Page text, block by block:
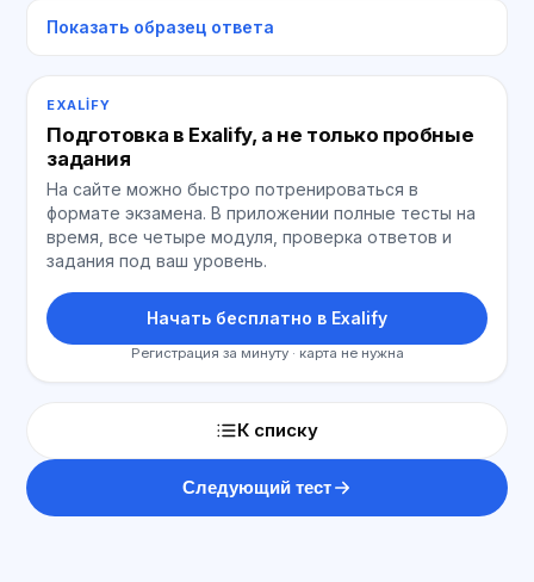
Показать образец ответа
EXALIFY
Подготовка в Exalify, а не только пробные
задания
На сайте можно быстро потренироваться в
формате экзамена. В приложении полные тесты на
время, все четыре модуля, проверка ответов и
задания под ваш уровень.
Начать бесплатно в Exalify
Регистрация за минуту · карта не нужна
К списку
Следующий тест